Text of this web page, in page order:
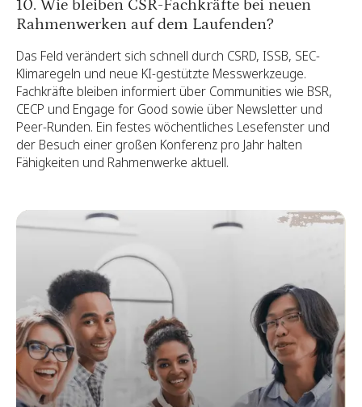
10. Wie bleiben CSR-Fachkräfte bei neuen
Rahmenwerken auf dem Laufenden?
Das Feld verändert sich schnell durch CSRD, ISSB, SEC-
Klimaregeln und neue KI-gestützte Messwerkzeuge.
Fachkräfte bleiben informiert über Communities wie BSR,
CECP und Engage for Good sowie über Newsletter und
Peer-Runden. Ein festes wöchentliches Lesefenster und
der Besuch einer großen Konferenz pro Jahr halten
Fähigkeiten und Rahmenwerke aktuell.